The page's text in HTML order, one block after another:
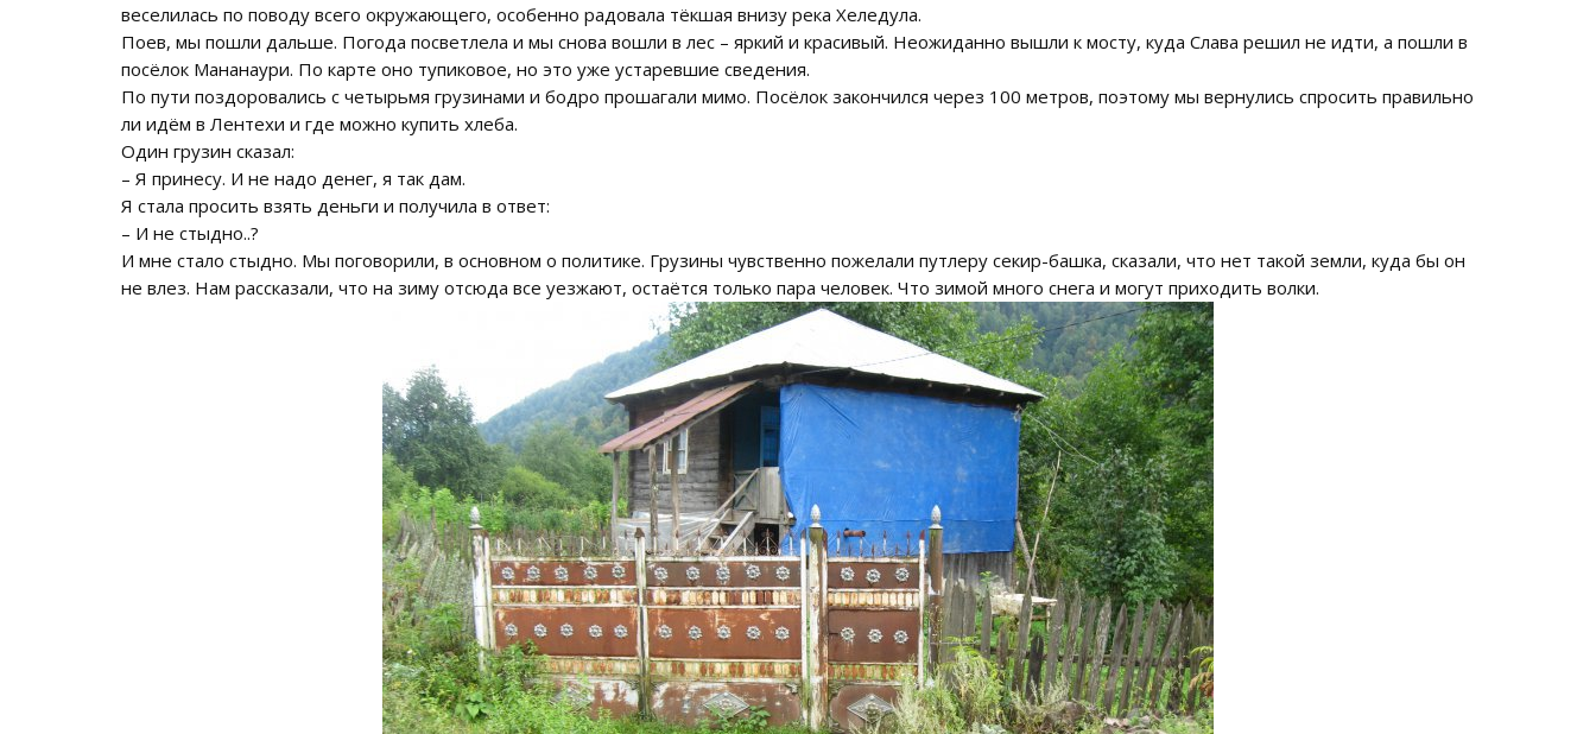
веселилась по поводу всего окружающего, особенно радовала тёкшая внизу река Хеледула.
Поев, мы пошли дальше. Погода посветлела и мы снова вошли в лес – яркий и красивый. Неожиданно вышли к мосту, куда Слава решил не идти, а пошли в
посёлок Мананаури. По карте оно тупиковое, но это уже устаревшие сведения.
По пути поздоровались с четырьмя грузинами и бодро прошагали мимо. Посёлок закончился через 100 метров, поэтому мы вернулись спросить правильно
ли идём в Лентехи и где можно купить хлеба.
Один грузин сказал:
– Я принесу. И не надо денег, я так дам.
Я стала просить взять деньги и получила в ответ:
– И не стыдно..?
И мне стало стыдно. Мы поговорили, в основном о политике. Грузины чувственно пожелали путлеру секир-башка, сказали, что нет такой земли, куда бы он
не влез. Нам рассказали, что на зиму отсюда все уезжают, остаётся только пара человек. Что зимой много снега и могут приходить волки.